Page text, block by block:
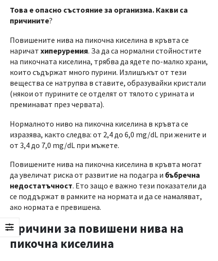
Това е опасно състояние за организма. Какви са
причините?
Повишените нива на пикочна киселина в кръвта се
наричат ​​хиперуремия. За да са нормални стойностите
на пикочната киселина, трябва да ядете по-малко храни,
които съдържат много пурини. Излишъкът от тези
вещества се натрупва в ставите, образувайки кристали
(някои от пурините се отделят от тялото с урината и
преминават през червата).
Нормалното ниво на пикочна киселина в кръвта се
изразява, както следва: от 2,4 до 6,0 mg/dL при жените и
от 3,4 до 7,0 mg/dL при мъжете.
Повишените нива на пикочна киселина в кръвта могат
да увеличат риска от развитие на подагра и бъбречна
недостатъчност. Ето защо е важно тези показатели да
се поддържат в рамките на нормата и да се намаляват,
ако нормата е превишена.
Причини за повишени нива на
пикочна киселина